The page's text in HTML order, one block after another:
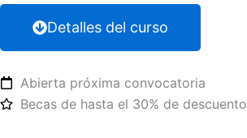
Detalles del curso
Abierta próxima convocatoria
Becas de hasta el 30% de descuento